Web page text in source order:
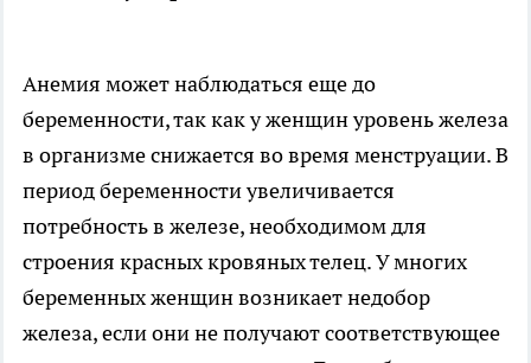
Анемия может наблюдаться еще до
беременности, так как у женщин уровень железа
в организме снижается во время менструации. В
период беременности увеличивается
потребность в железе, необходимом для
строения красных кровяных телец. У многих
беременных женщин возникает недобор
железа, если они не получают соответствующее